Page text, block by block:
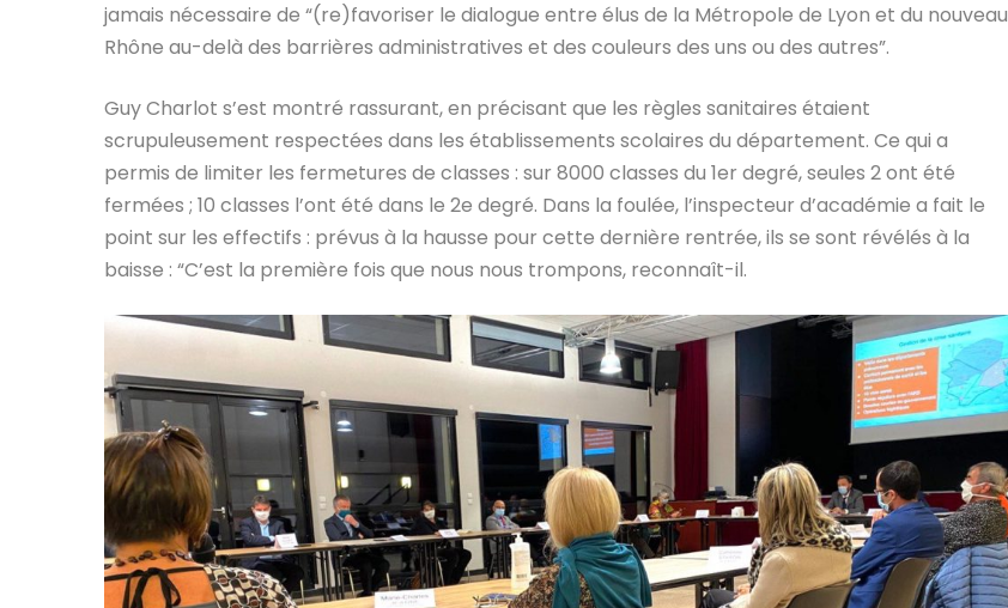
jamais nécessaire de “(re)favoriser le dialogue entre élus de la Métropole de Lyon et du nouveau
Rhône au-delà des barrières administratives et des couleurs des uns ou des autres”.
Guy Charlot s’est montré rassurant, en précisant que les règles sanitaires étaient
scrupuleusement respectées dans les établissements scolaires du département. Ce qui a
permis de limiter les fermetures de classes : sur 8000 classes du 1er degré, seules 2 ont été
fermées ; 10 classes l’ont été dans le 2e degré. Dans la foulée, l’inspecteur d’académie a fait le
point sur les effectifs : prévus à la hausse pour cette dernière rentrée, ils se sont révélés à la
baisse : “C’est la première fois que nous nous trompons, reconnaît-il.